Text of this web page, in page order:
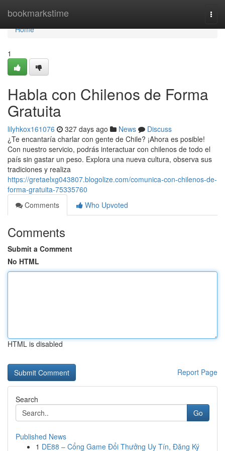
bookmarkstime
Home
Home
1
Habla con Chilenos de Forma
Gratuita
lilyhkox161076 327 days ago News
Discuss
¿Te encantaría charlar con gente de Chile? ¡Ahora es posible!
Con nuestro servicio, podrás interactuar con chilenos de todo el
país sin gastar un peso. Explora una nueva cultura, observa sus
tradiciones y realiza
https://gretaelxg043807.blogolize.com/comunica-con-chilenos-de-
forma-gratuita-75335760
Comments
Who Upvoted
Comments
Submit a Comment
No HTML
HTML is disabled
Report Page
Search
Go
Published News
1 DE88 – Cổng Game Đổi Thưởng Uy Tín, Đăng Ký